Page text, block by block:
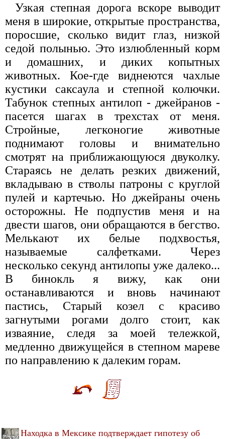
Узкая степная дорога вскоре выводит
меня в широкие, открытые пространства,
поросшие, сколько видит глаз, низкой
седой полынью. Это излюбленный корм
и домашних, и диких копытных
животных. Кое-где виднеются чахлые
кустики саксаула и степной колючки.
Табунок степных антилоп - джейранов -
пасется шагах в трехстах от меня.
Стройные, легконогие животные
поднимают головы и внимательно
смотрят на приближающуюся двуколку.
Стараясь не делать резких движений,
вкладываю в стволы патроны с круглой
пулей и картечью. Но джейраны очень
осторожны. Не подпустив меня и на
двести шагов, они обращаются в бегство.
Мелькают их белые подхвостья,
называемые салфетками. Через
несколько секунд антилопы уже далеко...
В бинокль я вижу, как они
останавливаются и вновь начинают
пастись, Старый козел с красиво
загнутыми рогами долго стоит, как
изваяние, следя за моей тележкой,
медленно движущейся в степном мареве
по направлению к далеким горам.
Находка в Мексике подтверждает гипотезу об